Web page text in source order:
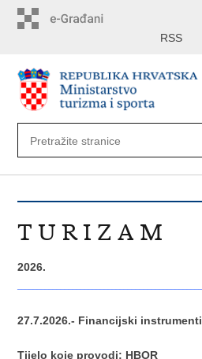
RSS
T U R I Z A M
2026.
27.7.2026.- Financijski instrumenti
Tijelo koje provodi: HBOR